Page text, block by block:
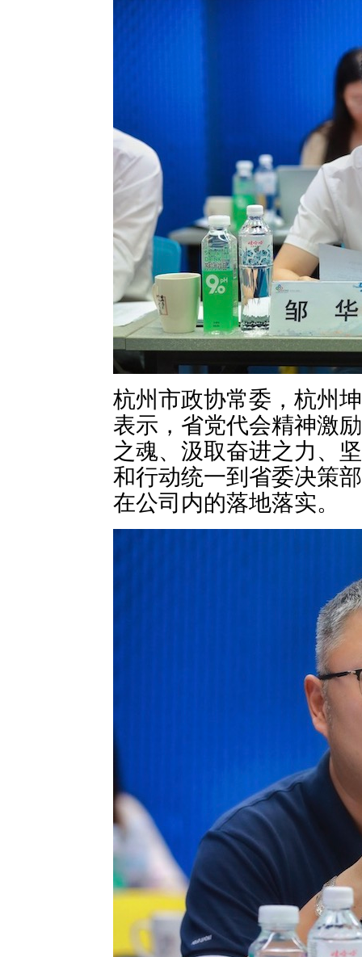
杭州市政协常委，杭州
表示，省党代会精神激
之魂、汲取奋进之力、
和行动统一到省委决策
在公司内的落地落实。